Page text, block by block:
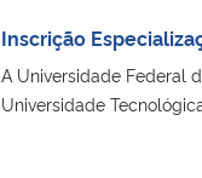
Inscrição
A Universidade Federal
Universidade